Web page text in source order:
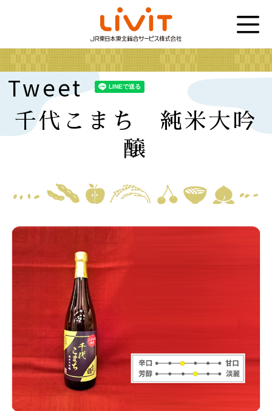
Tweet
千代こまち 純米大吟
醸